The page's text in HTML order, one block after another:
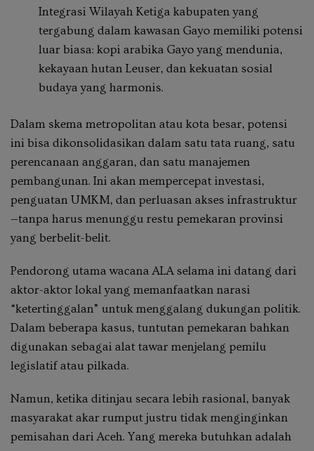
Integrasi Wilayah Ketiga kabupaten yang
tergabung dalam kawasan Gayo memiliki potensi
luar biasa: kopi arabika Gayo yang mendunia,
kekayaan hutan Leuser, dan kekuatan sosial
budaya yang harmonis.
Dalam skema metropolitan atau kota besar, potensi
ini bisa dikonsolidasikan dalam satu tata ruang, satu
perencanaan anggaran, dan satu manajemen
pembangunan. Ini akan mempercepat investasi,
penguatan UMKM, dan perluasan akses infrastruktur
—tanpa harus menunggu restu pemekaran provinsi
yang berbelit-belit.
Pendorong utama wacana ALA selama ini datang dari
aktor-aktor lokal yang memanfaatkan narasi
“ketertinggalan” untuk menggalang dukungan politik.
Dalam beberapa kasus, tuntutan pemekaran bahkan
digunakan sebagai alat tawar menjelang pemilu
legislatif atau pilkada.
Namun, ketika ditinjau secara lebih rasional, banyak
masyarakat akar rumput justru tidak menginginkan
pemisahan dari Aceh. Yang mereka butuhkan adalah